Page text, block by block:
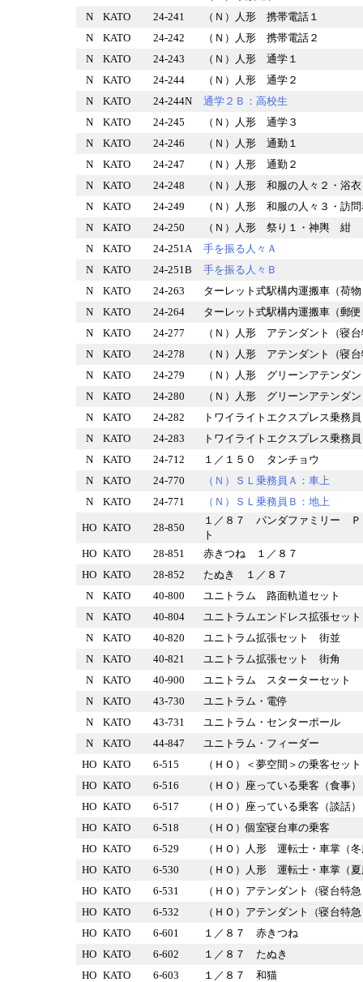
N
KATO 24-241
（Ｎ）人形 携帯電話１
N
KATO 24-242
（Ｎ）人形 携帯電話２
N
KATO 24-243
（Ｎ）人形 通学１
N
KATO 24-244
（Ｎ）人形 通学２
N
KATO 24-244N
通学２Ｂ：高校生
N
KATO 24-245
（Ｎ）人形 通学３
N
KATO 24-246
（Ｎ）人形 通勤１
N
KATO 24-247
（Ｎ）人形 通勤２
N
KATO 24-248
（Ｎ）人形 和服の人々２・
N
KATO 24-249
（Ｎ）人形 和服の人々３・
N
KATO 24-250
（Ｎ）人形 祭り１・神輿
N
KATO 24-251A
手を振る人々Ａ
N
KATO 24-251B
手を振る人々Ｂ
N
KATO 24-263
ターレット式駅構内運搬車（
N
KATO 24-264
ターレット式駅構内運搬車（
N
KATO 24-277
（Ｎ）人形 アテンダント（
N
KATO 24-278
（Ｎ）人形 アテンダント（
N
KATO 24-279
（Ｎ）人形 グリーンアテン
N
KATO 24-280
（Ｎ）人形 グリーンアテン
N
KATO 24-282
トワイライトエクスプレス乗
N
KATO 24-283
トワイライトエクスプレス乗
N
KATO 24-712
１／１５０ タンチョウ
N
KATO 24-770
（Ｎ）ＳＬ乗務員Ａ：車上
N
KATO 24-771 （Ｎ）ＳＬ乗務員Ｂ：地上
HO KATO 28-850
１／８７ パンダファミリー
ト
HO KATO 28-851
赤きつね １／８７
HO KATO 28-852
たぬき １／８７
N
KATO 40-800
ユニトラム 路面軌道セット
N
KATO 40-804
ユニトラムエンドレス拡張
N
KATO 40-820
ユニトラム拡張セット 街並
N
KATO 40-821
ユニトラム拡張セット 街角
N
KATO 40-900
ユニトラム スターターセッ
N
KATO 43-730
ユニトラム・電停
N
KATO 43-731
ユニトラム・センターポール
N
KATO 44-847
ユニトラム・フィーダー
HO KATO 6-515
（ＨＯ）＜夢空間＞の乗客セ
HO KATO 6-516
（ＨＯ）座っている乗客（食
HO KATO 6-517
（ＨＯ）座っている乗客（談
HO KATO 6-518
（ＨＯ）個室寝台車の乗客
HO KATO 6-529
（ＨＯ）人形 運転士・車掌
HO KATO 6-530
（ＨＯ）人形 運転士・車掌
HO KATO 6-531
（ＨＯ）アテンダント（寝台
HO KATO 6-532
（ＨＯ）アテンダント（寝台
HO KATO 6-601
１／８７ 赤きつね
HO KATO 6-602
１／８７ たぬき
HO KATO 6-603
１／８７ 和猫